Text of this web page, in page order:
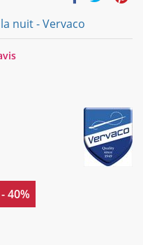
nuit - Vervaco
- 40%